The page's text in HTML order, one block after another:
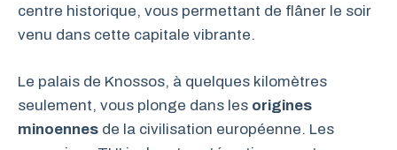
centre historique, vous permettant de flâner le soir
venu dans cette capitale vibrante.
Le palais de Knossos, à quelques kilomètres
seulement, vous plonge dans les origines
minoennes de la civilisation européenne. Les